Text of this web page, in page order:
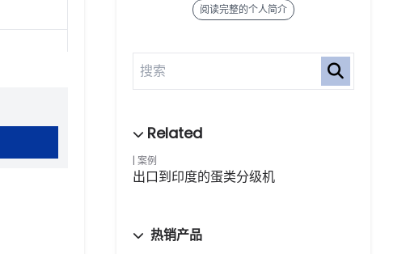
阅读完整的个人简介
案例
出口到印度的蛋类分级机
热销产品